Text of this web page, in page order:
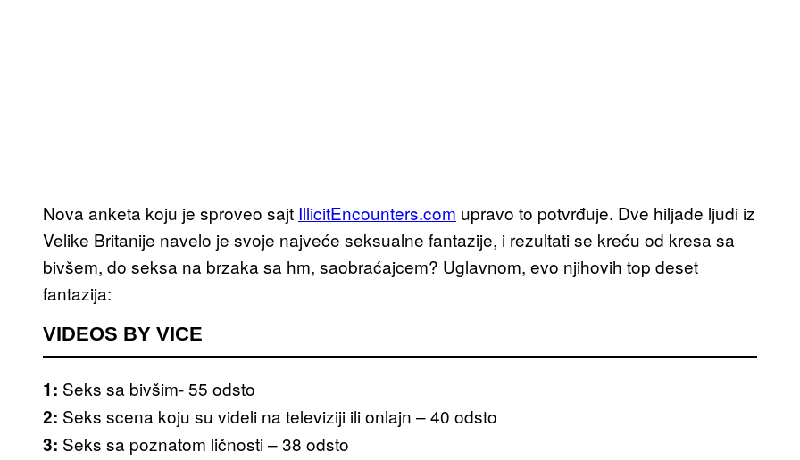
Nova anketa koju je sproveo sajt IllicitEncounters.com upravo to potvrđuje. Dve hiljade ljudi iz
Velike Britanije navelo je svoje najveće seksualne fantazije, i rezultati se kreću od kresa sa
bivšem, do seksa na brzaka sa hm, saobraćajcem? Uglavnom, evo njihovih top deset
fantazija:
VIDEOS BY VICE
1: Seks sa bivšim- 55 odsto
2: Seks scena koju su videli na televiziji ili onlajn – 40 odsto
3: Seks sa poznatom ličnosti – 38 odsto